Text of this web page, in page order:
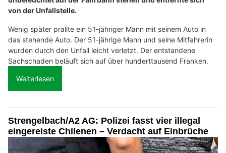
von der Unfallstelle.
Wenig später prallte ein 51-jähriger Mann mit seinem Auto in
das stehende Auto. Der 51-jährige Mann und seine Mitfahrerin
wurden durch den Unfall leicht verletzt. Der entstandene
Sachschaden beläuft sich auf über hunderttausend Franken.
Weiterlesen
Strengelbach/A2 AG: Polizei fasst vier illegal
eingereiste Chilenen – Verdacht auf Einbrüche